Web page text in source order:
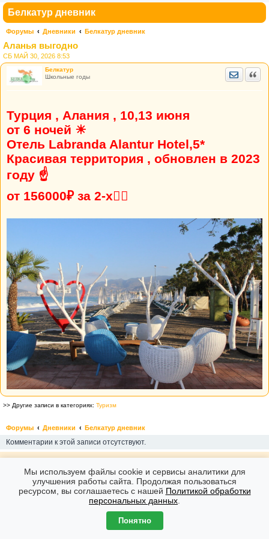
Белкатур дневник
Форумы Дневники Белкатур дневник
Аланья выгодно
СБ МАЙ 30, 2026 8:53
Белкатур
Школьные годы
Турция , Алания , 10,13 июня
от 6 ночей ☀
Отель Labranda Alantur Hotel,5*
Красивая территория , обновлен в 2023
году ☝
от 156000₽ за 2-х👍🏼
>> Другие записи в категориях: Туризм
Форумы Дневники Белкатур дневник
Комментарии к этой записи отсутствуют.
Создано на основе phpBB® Forum Software © phpBB Limited
Мы используем файлы cookie и сервисы аналитики для
улучшения работы сайта. Продолжая пользоваться
ресурсом, вы соглашаетесь с нашей Политикой обработки
персональных данных
Понятно